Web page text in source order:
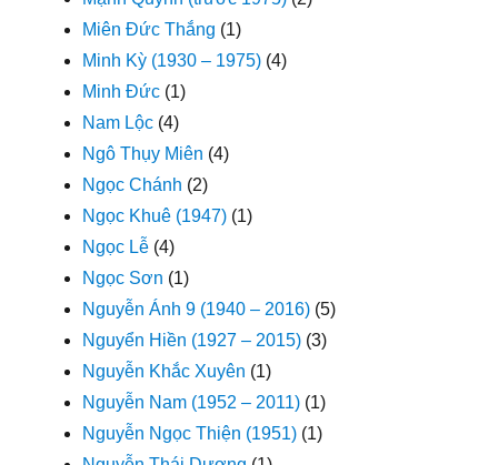
Miên Đức Thắng (1)
Minh Kỳ (1930 – 1975) (4)
Minh Đức (1)
Nam Lộc (4)
Ngô Thụy Miên (4)
Ngọc Chánh (2)
Ngọc Khuê (1947) (1)
Ngọc Lễ (4)
Ngọc Sơn (1)
Nguyễn Ánh 9 (1940 – 2016) (5)
Nguyển Hiền (1927 – 2015) (3)
Nguyễn Khắc Xuyên (1)
Nguyễn Nam (1952 – 2011) (1)
Nguyễn Ngọc Thiện (1951) (1)